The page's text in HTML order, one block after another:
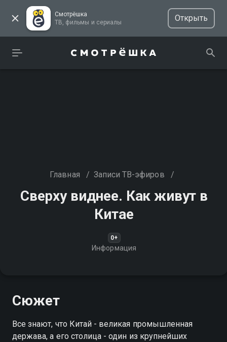
Смотрёшка
ТВ, фильмы и сериалы
Открыть
Главная / Записи ТВ-эфиров /
Сверху виднее. Как живут в
Китае
0+
Информация
Сюжет
Все знают, что Китай - великая промышленная
держава, а его столица - один из крупнейших